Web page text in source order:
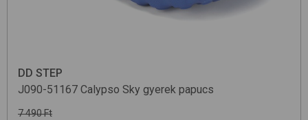
DD STEP
J090-51167 Calypso Sky gyerek papucs
7 490 Ft